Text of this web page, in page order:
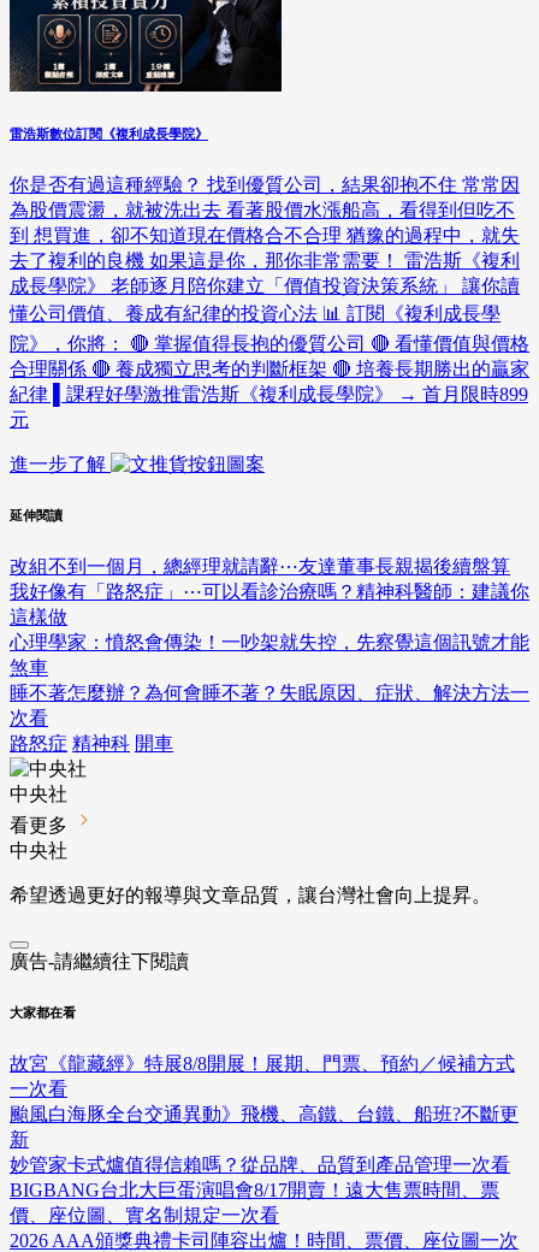
雷浩斯數位訂閱《複利成長學院》
你是否有過這種經驗？ 找到優質公司，結果卻抱不住 常常因
為股價震盪，就被洗出去 看著股價水漲船高，看得到但吃不
到 想買進，卻不知道現在價格合不合理 猶豫的過程中，就失
去了複利的良機 如果這是你，那你非常需要！ 雷浩斯《複利
成長學院》 老師逐月陪你建立「價值投資決策系統」 讓你讀
懂公司價值、養成有紀律的投資心法 📊 訂閱《複利成長學
院》，你將： 🔴 掌握值得長抱的優質公司 🔴 看懂價值與價格
合理關係 🔴 養成獨立思考的判斷框架 🔴 培養長期勝出的贏家
紀律 ▌課程好學激推雷浩斯《複利成長學院》 → 首月限時899
元
進一步了解
延伸閱讀
改組不到一個月，總經理就請辭⋯友達董事長親揭後續盤算
我好像有「路怒症」⋯可以看診治療嗎？精神科醫師：建議你
這樣做
心理學家：憤怒會傳染！一吵架就失控，先察覺這個訊號才能
煞車
睡不著怎麼辦？為何會睡不著？失眠原因、症狀、解決方法一
次看
路怒症 精神科 開車
中央社
看更多
中央社
希望透過更好的報導與文章品質，讓台灣社會向上提昇。
廣告-請繼續往下閱讀
大家都在看
故宮《龍藏經》特展8/8開展！展期、門票、預約／候補方式
一次看
颱風白海豚全台交通異動》飛機、高鐵、台鐵、船班?不斷更
新
妙管家卡式爐值得信賴嗎？從品牌、品質到產品管理一次看
BIGBANG台北大巨蛋演唱會8/17開賣！遠大售票時間、票
價、座位圖、實名制規定一次看
2026 AAA頒獎典禮卡司陣容出爐！時間、票價、座位圖一次